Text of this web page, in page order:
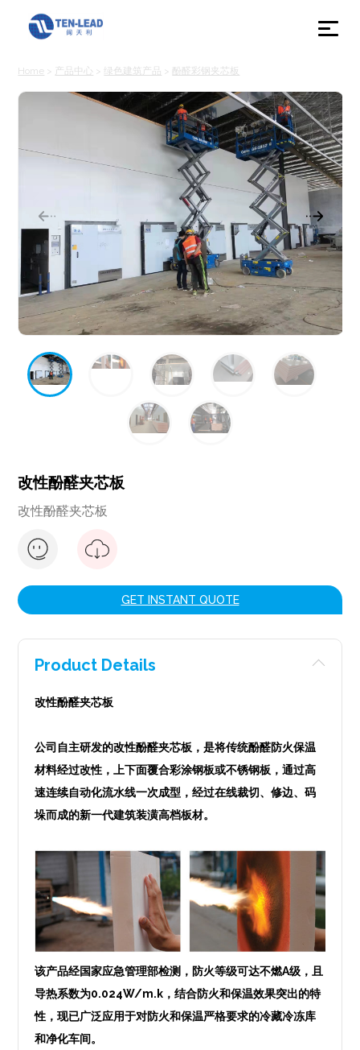
Home > 产品中心 > 绿色建筑产品 > 酚醛彩钢夹芯板
改性酚醛夹芯板
改性酚醛夹芯板
GET INSTANT QUOTE
Product Details
改性酚醛夹芯板
公司自主研发的改性酚醛夹芯板，是将传统酚醛防火保温
材料经过改性，上下面覆合彩涂钢板或不锈钢板，通过高
速连续自动化流水线一次成型，经过在线裁切、修边、码
垛而成的新一代建筑装潢高档板材。
该产品经国家应急管理部检测，防火等级可达不燃A级，且
导热系数为0.024W/m.k，结合防火和保温效果突出的特
性，现已广泛应用于对防火和保温严格要求的冷藏冷冻库
和净化车间。